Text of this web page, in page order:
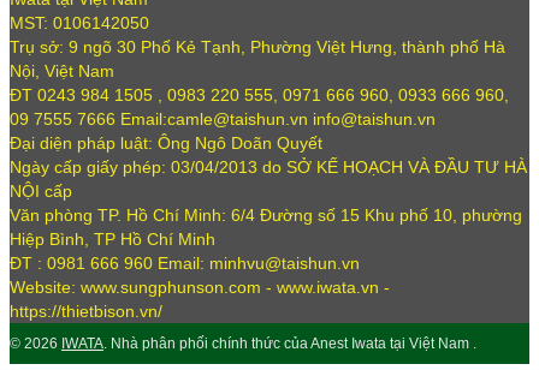
MST: 0106142050
Trụ sở: 9 ngõ 30 Phố Kẻ Tạnh, Phường Việt Hưng, thành phố Hà
Nội, Việt Nam
ĐT 0243 984 1505 , 0983 220 555, 0971 666 960, 0933 666 960,
09 7555 7666 Email:camle@taishun.vn info@taishun.vn
Đại diện pháp luật: Ông Ngô Doãn Quyết
Ngày cấp giấy phép: 03/04/2013 do SỞ KẾ HOẠCH VÀ ĐẦU TƯ HÀ
NỘI cấp
Văn phòng TP. Hồ Chí Minh: 6/4 Đường số 15 Khu phố 10, phường
Hiệp Bình, TP Hồ Chí Minh
ĐT : 0981 666 960 Email: minhvu@taishun.vn
Website: www.sungphunson.com - www.iwata.vn -
https://thietbison.vn/
© 2026 IWATA. Nhà phân phối chính thức của Anest Iwata tại Việt Nam .